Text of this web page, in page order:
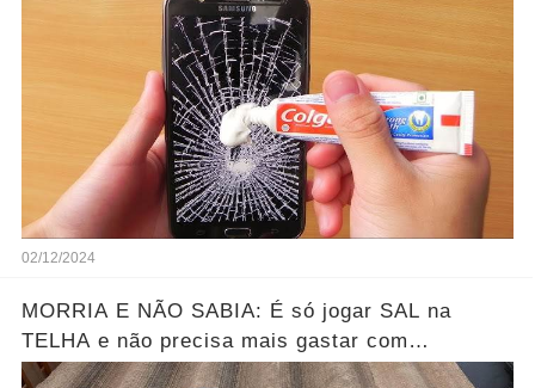
rachada rapidamente em casa
02/12/2024
MORRIA E NÃO SABIA: É só jogar SAL na
TELHA e não precisa mais gastar com
PEDREIRO